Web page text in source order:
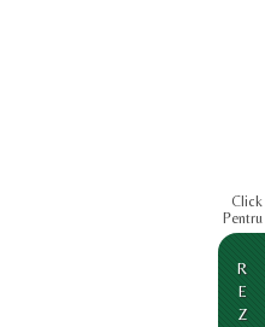
Click
Pentru
R
E
Z